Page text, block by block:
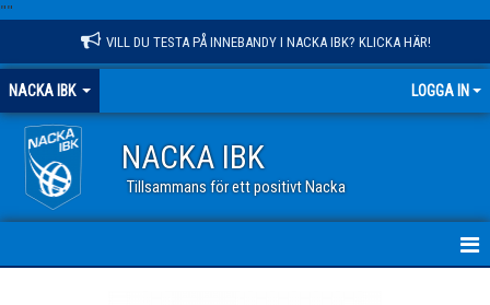
""
VILL DU TESTA PÅ INNEBANDY I NACKA IBK? KLICKA HÄR!
NACKA IBK LOGGA IN
NACKA IBK
Tillsammans för ett positivt Nacka